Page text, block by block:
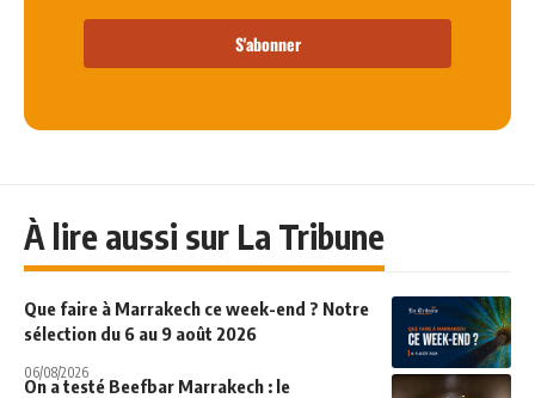
S'abonner
À lire aussi sur La Tribune
Que faire à Marrakech ce week-end ? Notre
sélection du 6 au 9 août 2026
06/08/2026
On a testé Beefbar Marrakech : le